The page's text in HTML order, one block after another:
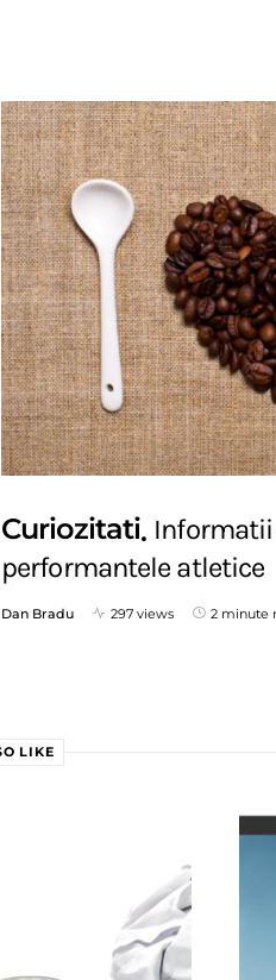
Curiozitati
performantele atletice
Dan Bradu 297 views 2 minute
LIKE